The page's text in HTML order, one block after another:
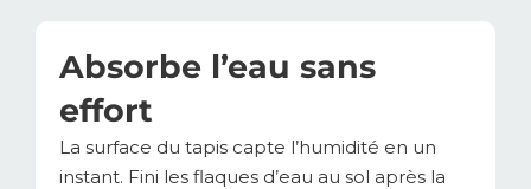
Absorbe l’eau sans
effort
La surface du tapis capte l’humidité en un
instant. Fini les flaques d’eau au sol après la